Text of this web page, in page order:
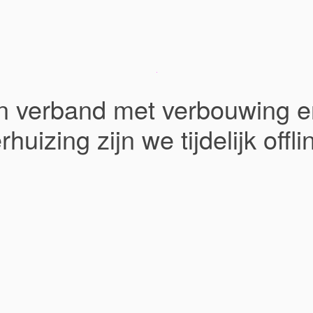
verband met verbouwing
zijn we tijdelijk